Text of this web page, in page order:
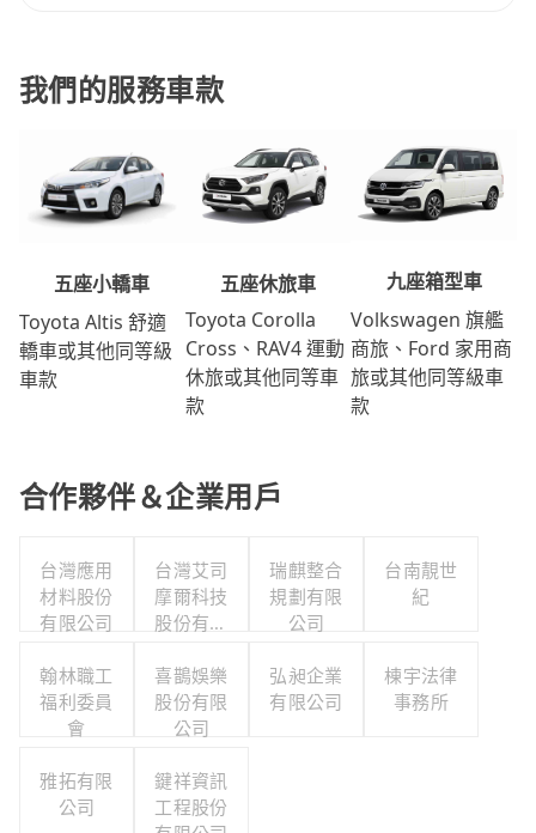
我們的服務車款
五座小轎車
Toyota Altis 舒適
轎車或其他同等級
車款
五座休旅車
Toyota Corolla
Cross、RAV4 運動
休旅或其他同等車
款
九座箱型車
Volkswagen 旗艦
商旅、Ford 家用商
旅或其他同等級車
款
合作夥伴＆企業用戶
台灣應用
材料股份
有限公司
台灣艾司
摩爾科技
股份有限
瑞麒整合
規劃有限
公司
台南靚世
紀
翰林職工
福利委員
會
喜鵲娛樂
股份有限
公司
弘昶企業
有限公司
棟宇法律
事務所
雅拓有限
公司
鍵祥資訊
工程股份